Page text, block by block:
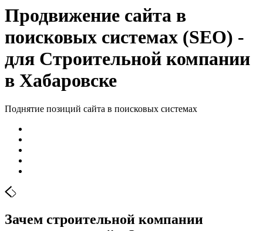
Продвижение сайта в
поисковых системах (SEO) -
для Строительной компании
в Хабаровске
Поднятие позиций сайта в поисковых системах
Зачем строительной компании